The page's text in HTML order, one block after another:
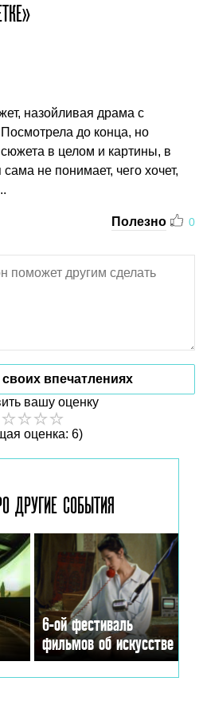
назойливая драма с
до конца, но
в целом и картины, в
не понимает, чего хочет,
Полезно 0
своих впечатлениях
вашу оценку
оценка: 6)
ДРУГИЕ СОБЫТИЯ
6-ой фестиваль
фильмов об искусстве